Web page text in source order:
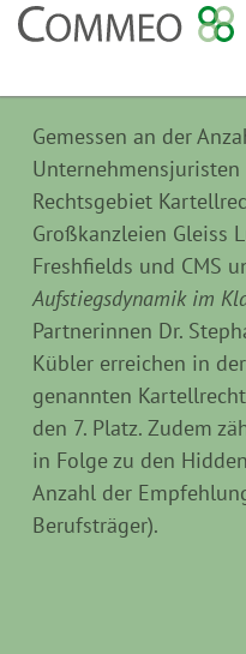
Gemessen an der
Rechtsgebiet
Großkanzleien Gleiss
Freshfields und CMS
Aufstiegsdynamik im
Partnerinnen Dr.
Kübler erreichen in
genannten
den 7. Platz. Zudem
in Folge zu den
Anzahl der
Berufsträger).